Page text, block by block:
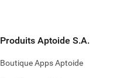
Produits Aptoide S.A.
Boutique Apps Aptoide